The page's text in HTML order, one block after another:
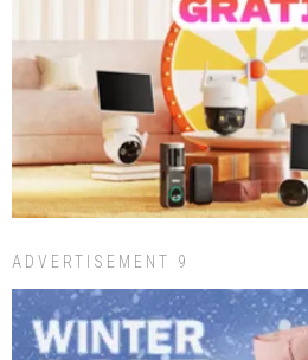
ADVERTISEMENT 9